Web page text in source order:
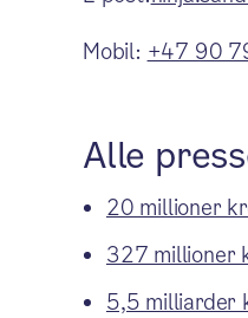
Mobil: +47 90
Alle
20 millioner
327 millioner
5,5 milliarder